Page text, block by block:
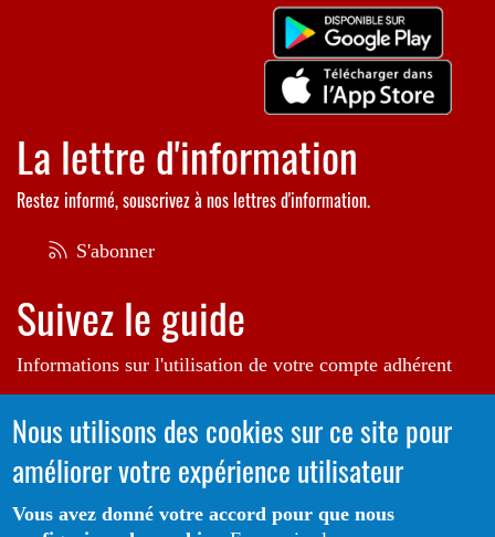
La lettre d'information
Restez informé, souscrivez à nos lettres d'information.
S'abonner
Suivez le guide
Informations sur l'utilisation de votre compte adhérent
Voir le guide
Autrice de l'illustration en bannière:Raphaëlle Michaud
Nous utilisons des cookies sur ce site pour
améliorer votre expérience utilisateur
Vous avez donné votre accord pour que nous